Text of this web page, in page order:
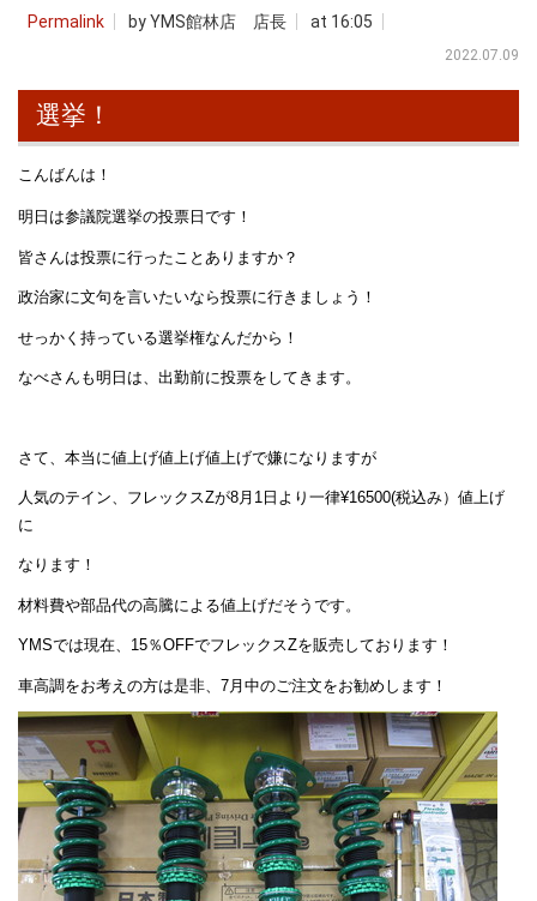
Permalink by YMS館林店 店長 at 16:05
2022.07.09
選挙！
こんばんは！
明日は参議院選挙の投票日です！
皆さんは投票に行ったことありますか？
政治家に文句を言いたいなら投票に行きましょう！
せっかく持っている選挙権なんだから！
なべさんも明日は、出勤前に投票をしてきます。
さて、本当に値上げ値上げ値上げで嫌になりますが
人気のテイン、フレックスZが8月1日より一律¥16500(税込み）値上げ
に
なります！
材料費や部品代の高騰による値上げだそうです。
YMSでは現在、15％OFFでフレックスZを販売しております！
車高調をお考えの方は是非、7月中のご注文をお勧めします！